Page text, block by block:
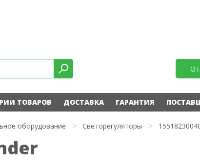
ТОВАРОВ ДОСТАВКА ГАРАНТИЯ
оборудование > Светорегуляторы >